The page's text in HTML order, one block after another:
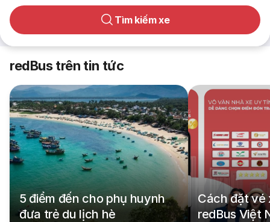
Tìm kiếm xe
redBus trên tin tức
5 điểm đến cho phụ huynh
đưa trẻ du lịch hè
Cách đặt vé
redBus Việt